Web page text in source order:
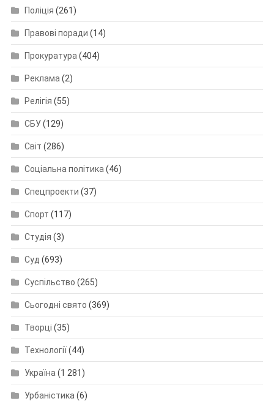
Поліція (261)
Правові поради (14)
Прокуратура (404)
Реклама (2)
Релігія (55)
СБУ(129)
Світ (286)
Соціальна політика (46)
Спецпроекти (37)
Спорт (117)
Студія (3)
Суд (693)
Суспільство (265)
Сьогодні свято (369)
Творці (35)
Технології(44)
Україна (1 281)
Урбаністика (6)